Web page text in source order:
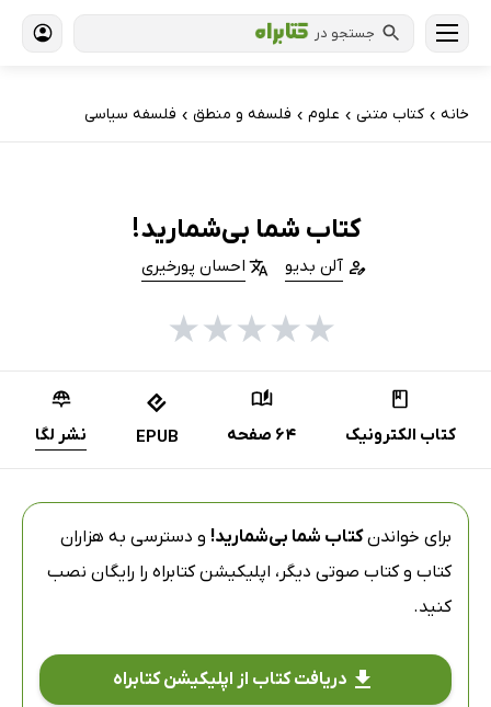
جستجو در
خانه › کتاب‌ متنی › علوم › فلسفه و منطق › فلسفه سیاسی
کتاب شما بی‌شمارید!
آلن بدیو احسان پورخیری
★
★
★
★
★
کتاب الکترونیک 64 صفحه EPUB نشر لگا
برای خواندنکتاب شما بی‌شمارید! و دسترسی به هزاران
کتاب و کتاب صوتی دیگر، اپلیکیشن کتابراه را رایگان نصب
کنید.
دریافت کتاب از اپلیکیشن کتابراه